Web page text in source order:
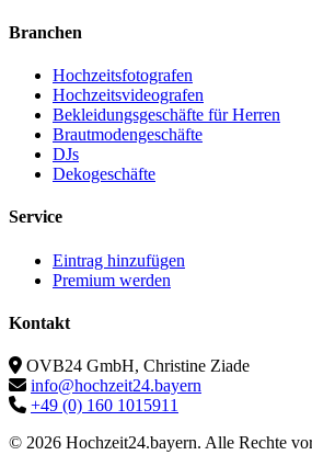
Branchen
Hochzeitsfotografen
Hochzeitsvideografen
Bekleidungsgeschäfte für Herren
Brautmodengeschäfte
DJs
Dekogeschäfte
Service
Eintrag hinzufügen
Premium werden
Kontakt
OVB24 GmbH, Christine Ziade
info@hochzeit24.bayern
+49 (0) 160 1015911
© 2026 Hochzeit24.bayern. Alle Rechte